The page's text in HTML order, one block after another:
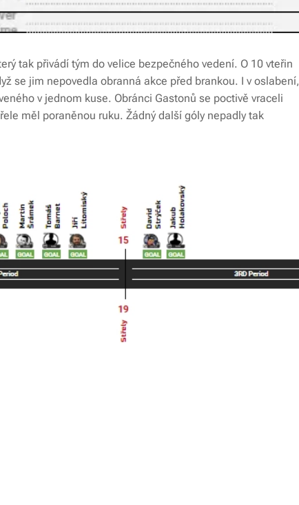
tak přivádí tým do velice bezpečného vedení. O 10 vteřin
se jim nepovedla obranná akce před brankou. I v oslabení,
v jednom kuse. Obránci Gastonů se poctivě vraceli
měl poraněnou ruku. Žádný další góly nepadly tak